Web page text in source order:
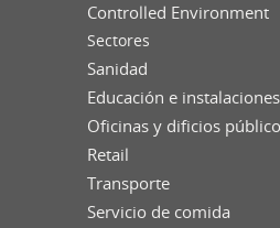
Controlled Environment
Sectores
Sanidad
Educación e
Oficinas y dificios
Retail
Transporte
Servicio de comida